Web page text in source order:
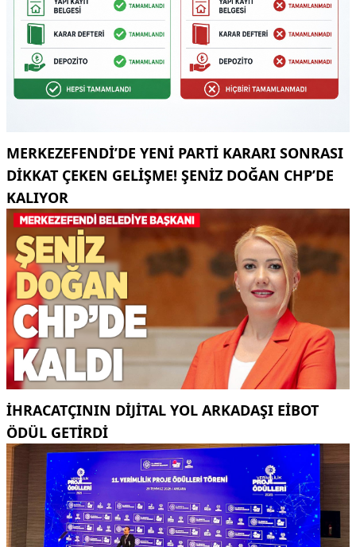
MERKEZEFENDI’DE YENI PARTI KARARI SONRASI
DIKKAT ÇEKEN GELIŞME! ŞENIZ DOĞAN CHP’DE
KALIYOR
İHRACATÇININ DIJITAL YOL ARKADAŞI EIBOT
ÖDÜL GETIRDI